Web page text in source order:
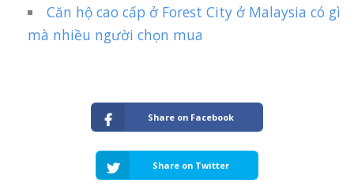
Căn hộ cao cấp ở Forest City ở Malaysia có gì
mà nhiều người chọn mua
Share on Facebook
Share on Twitter